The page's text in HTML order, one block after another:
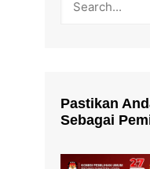
Pastikan
Sebagai